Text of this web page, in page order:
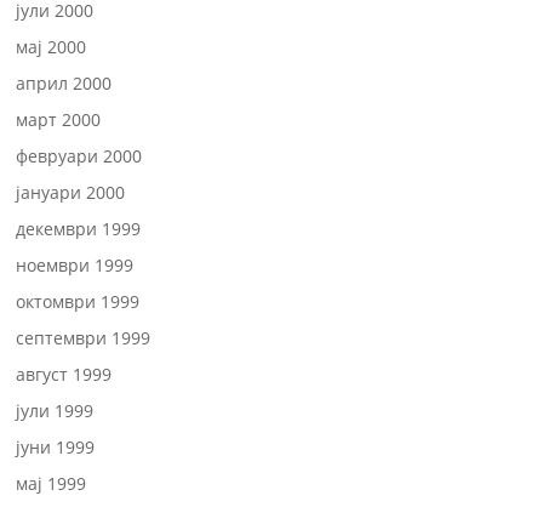
јули 2000
мај 2000
април 2000
март 2000
февруари 2000
јануари 2000
декември 1999
ноември 1999
октомври 1999
септември 1999
август 1999
јули 1999
јуни 1999
мај 1999